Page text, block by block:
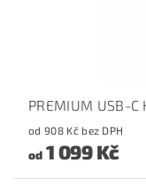
PREMIUM USB-C
od 908 Kč bez DPH
od1 099 Kč